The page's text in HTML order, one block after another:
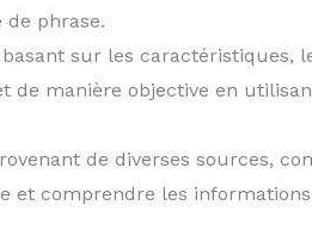
phrase.
sur les caractéristiques,
de manière objective en
de diverses sources,
et comprendre les